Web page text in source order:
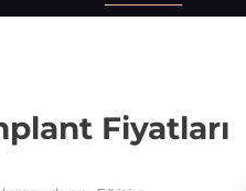
Fiyatları